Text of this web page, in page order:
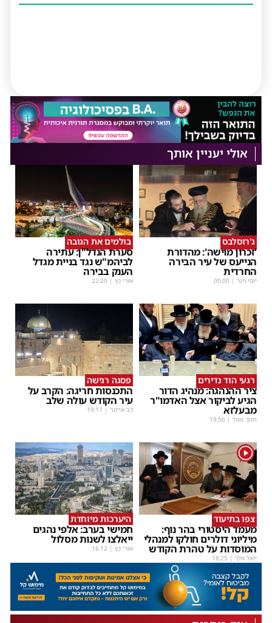
אולי יעניין אותך
ג'רוסלבס
'זכרון מוישה': מהדורת
הנייעס של עיר הבירה
החרדית
יוסי וינר |
00:00
בולמים את הגובה
סערת הנדל"ן: עתירה
לביהמ"ש נגד בניית מגדל
הענק בבירה
אורי כץ |
22:20
רגעי הוד נדירים
ציר ההנהגה: מנהיג הדור
הגיע לביקור אצל האדמו"ר
מבעלזא
חנוך פוגל |
19:56
פסגה רגישה
התכנסות חריגה: הקרב על
עיר הקודש עולה שלב
דב אייזנר |
19:17
1
צפו בתיעוד
מעמד היסטורי בהר נוף:
מיליוני דולרים חולקו למנהלי
המוסדות על טהרת הקודש
יואל וולך |
18:25
היערכות מיוחדת
חמישי בערב: אלפי נהגים
ייאלצו לשנות מסלול
אורי כץ |
16:12